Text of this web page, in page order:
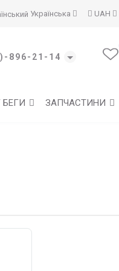
UAH
Українська
896-21-14
БЕГИ ЗАПЧАСТИНИ